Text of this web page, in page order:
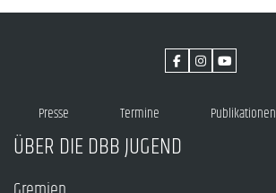
Presse Termine Publikationen
ÜBER DIE DBB JUGEND